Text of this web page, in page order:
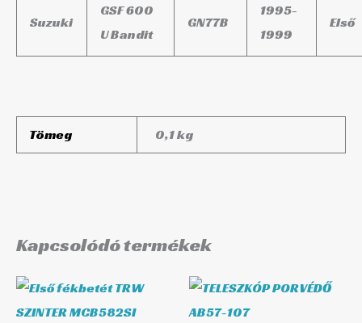
Suzuki
GSF 600
U Bandit
GN77B
1995-
1999
Első
Tömeg 0,1 kg
Kapcsolódó termékek